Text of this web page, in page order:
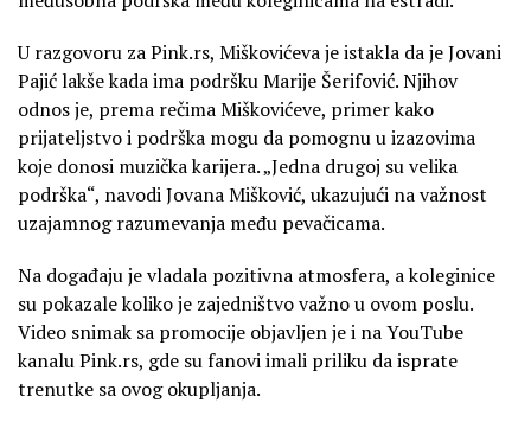
U razgovoru za Pink.rs, Miškovićeva je istakla da je Jovani
Pajić lakše kada ima podršku Marije Šerifović. Njihov
odnos je, prema rečima Miškovićeve, primer kako
prijateljstvo i podrška mogu da pomognu u izazovima
koje donosi muzička karijera. „Jedna drugoj su velika
podrška“, navodi Jovana Mišković, ukazujući na važnost
uzajamnog razumevanja među pevačicama.
Na događaju je vladala pozitivna atmosfera, a koleginice
su pokazale koliko je zajedništvo važno u ovom poslu.
Video snimak sa promocije objavljen je i na YouTube
kanalu Pink.rs, gde su fanovi imali priliku da isprate
trenutke sa ovog okupljanja.